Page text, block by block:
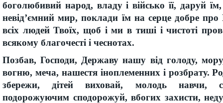
боголюбивий народ, владу і військо її, даруй
невід’ємний мир, поклади їм на серце добре
всіх людей Твоїх, щоб і ми в тиші і чистоті
всякому благочесті і чеснотах.
Позбав, Господи, Державу нашу від голоду,
вогню, меча, нашестя іноплеменних і розбрату.
збережи, дітей виховай, молодь навчи,
подорожуючим сподорожуй, вбогих захисти,